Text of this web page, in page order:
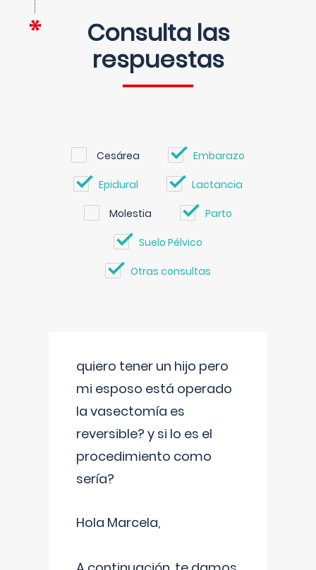
Consulta las
respuestas
Cesárea Embarazo
Epidural Lactancia
Molestia Parto
Suelo Pélvico
Otras consultas
quiero tener un hijo pero
mi esposo está operado
la vasectomía es
reversible? y si lo es el
procedimiento como
sería?
Hola Marcela,